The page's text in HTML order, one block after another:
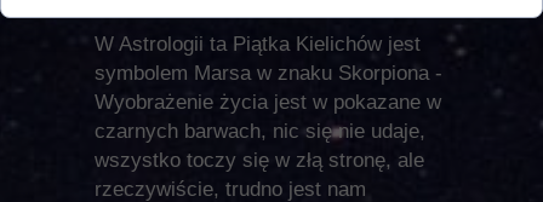
W Astrologii ta Piątka Kielichów jest
symbolem Marsa w znaku Skorpiona -
Wyobrażenie życia jest w pokazane w
czarnych barwach, nic się nie udaje,
wszystko toczy się w złą stronę, ale
rzeczywiście, trudno jest nam